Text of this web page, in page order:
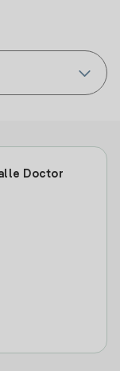
Doctor